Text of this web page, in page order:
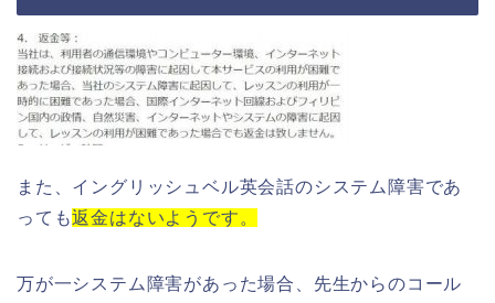
また、イングリッシュベル英会話のシステム障害であ
っても返金はないようです。
万が一システム障害があった場合、先生からのコール